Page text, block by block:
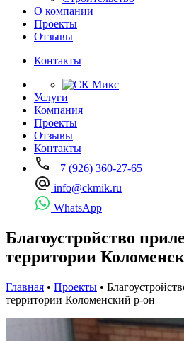
О компании
Проекты
Отзывы
Контакты
Услуги
Компания
Проекты
Отзывы
Контакты
+7 (926) 360-27-65
info@ckmik.ru
WhatsApp
Благоустройство
территории
Главная • Проекты •
территории Коломенский р-он